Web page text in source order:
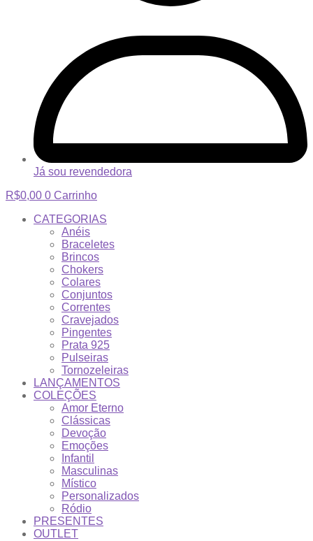
Já sou revendedora
R$0,00 0 Carrinho
CATEGORIAS
Anéis
Braceletes
Brincos
Chokers
Colares
Conjuntos
Correntes
Cravejados
Pingentes
Prata 925
Pulseiras
Tornozeleiras
LANÇAMENTOS
COLEÇÕES
Amor Eterno
Clássicas
Devoção
Emoções
Infantil
Masculinas
Místico
Personalizados
Ródio
PRESENTES
OUTLET